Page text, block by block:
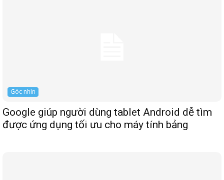
Góc nhìn
Google giúp người dùng tablet Android dễ tìm
được ứng dụng tối ưu cho máy tính bảng